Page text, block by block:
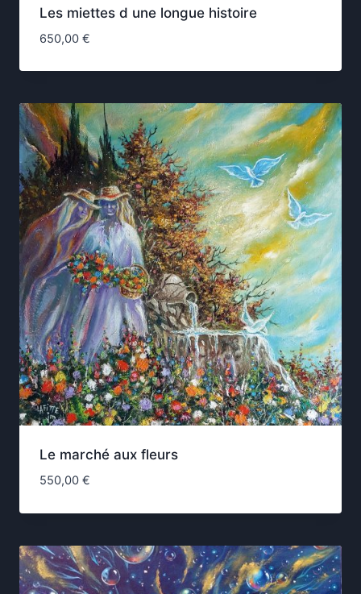
Les miettes d une longue histoire
650,00 €
Le marché aux fleurs
550,00 €